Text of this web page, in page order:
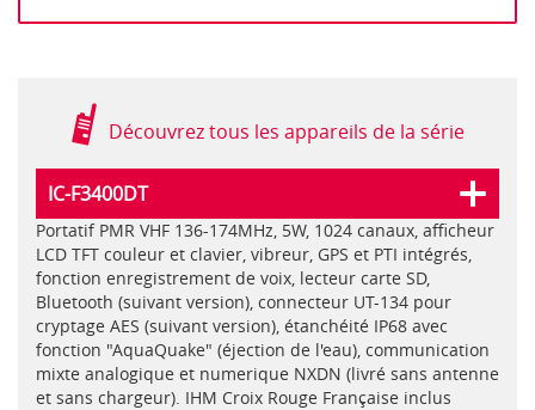
Découvrez tous les appareils de la série
IC-F3400DT
Portatif PMR VHF 136-174MHz, 5W, 1024 canaux, afficheur
LCD TFT couleur et clavier, vibreur, GPS et PTI intégrés,
fonction enregistrement de voix, lecteur carte SD,
Bluetooth (suivant version), connecteur UT-134 pour
cryptage AES (suivant version), étanchéité IP68 avec
fonction "AquaQuake" (éjection de l'eau), communication
mixte analogique et numerique NXDN (livré sans antenne
et sans chargeur). IHM Croix Rouge Française inclus